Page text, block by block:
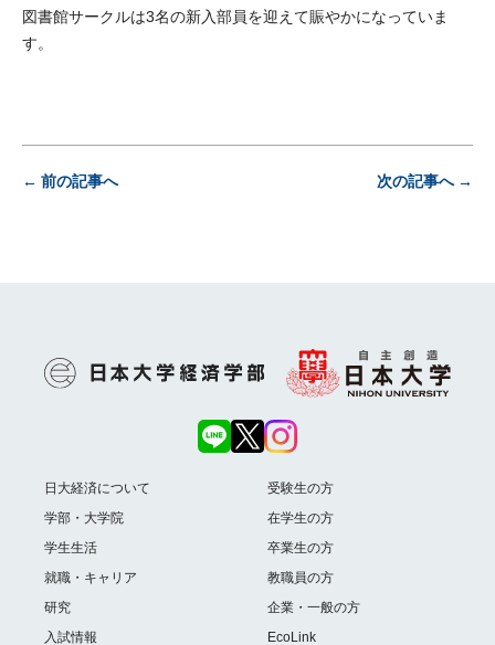
図書館サークルは3名の新入部員を迎えて賑やかになっていま
す。
前の記事へ 次の記事へ
日大経済について
学部・大学院
学生生活
就職・キャリア
研究
入試情報
受験生の方
在学生の方
卒業生の方
教職員の方
企業・一般の方
EcoLink